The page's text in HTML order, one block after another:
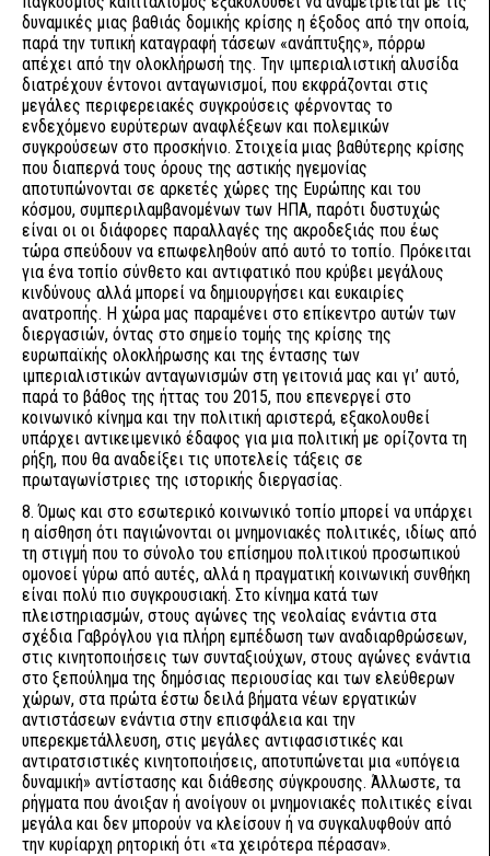
δυναμικές μιας βαθιάς δομικής κρίσης η έξοδος από την οποία,
παρά την τυπική καταγραφή τάσεων «ανάπτυξης», πόρρω
απέχει από την ολοκλήρωσή της. Την ιμπεριαλιστική αλυσίδα
διατρέχουν έντονοι ανταγωνισμοί, που εκφράζονται στις
μεγάλες περιφερειακές συγκρούσεις φέρνοντας το
ενδεχόμενο ευρύτερων αναφλέξεων και πολεμικών
συγκρούσεων στο προσκήνιο. Στοιχεία μιας βαθύτερης κρίσης
που διαπερνά τους όρους της αστικής ηγεμονίας
αποτυπώνονται σε αρκετές χώρες της Ευρώπης και του
κόσμου, συμπεριλαμβανομένων των ΗΠΑ, παρότι δυστυχώς
είναι οι οι διάφορες παραλλαγές της ακροδεξιάς που έως
τώρα σπεύδουν να επωφεληθούν από αυτό το τοπίο. Πρόκειται
για ένα τοπίο σύνθετο και αντιφατικό που κρύβει μεγάλους
κινδύνους αλλά μπορεί να δημιουργήσει και ευκαιρίες
ανατροπής. Η χώρα μας παραμένει στο επίκεντρο αυτών των
διεργασιών, όντας στο σημείο τομής της κρίσης της
ευρωπαϊκής ολοκλήρωσης και της έντασης των
ιμπεριαλιστικών ανταγωνισμών στη γειτονιά μας και γι’ αυτό,
παρά το βάθος της ήττας του 2015, που επενεργεί στο
κοινωνικό κίνημα και την πολιτική αριστερά, εξακολουθεί
υπάρχει αντικειμενικό έδαφος για μια πολιτική με ορίζοντα τη
ρήξη, που θα αναδείξει τις υποτελείς τάξεις σε
πρωταγωνίστριες της ιστορικής διεργασίας.
8. Όμως και στο εσωτερικό κοινωνικό τοπίο μπορεί να υπάρχει
η αίσθηση ότι παγιώνονται οι μνημονιακές πολιτικές, ιδίως από
τη στιγμή που το σύνολο του επίσημου πολιτικού προσωπικού
ομονοεί γύρω από αυτές, αλλά η πραγματική κοινωνική συνθήκη
είναι πολύ πιο συγκρουσιακή. Στο κίνημα κατά των
πλειστηριασμών, στους αγώνες της νεολαίας ενάντια στα
σχέδια Γαβρόγλου για πλήρη εμπέδωση των αναδιαρθρώσεων,
στις κινητοποιήσεις των συνταξιούχων, στους αγώνες ενάντια
στο ξεπούλημα της δημόσιας περιουσίας και των ελεύθερων
χώρων, στα πρώτα έστω δειλά βήματα νέων εργατικών
αντιστάσεων ενάντια στην επισφάλεια και την
υπερεκμετάλλευση, στις μεγάλες αντιφασιστικές και
αντιρατσιστικές κινητοποιήσεις, αποτυπώνεται μια «υπόγεια
δυναμική» αντίστασης και διάθεσης σύγκρουσης. Άλλωστε, τα
ρήγματα που άνοιξαν ή ανοίγουν οι μνημονιακές πολιτικές είναι
μεγάλα και δεν μπορούν να κλείσουν ή να συγκαλυφθούν από
την κυρίαρχη ρητορική ότι «τα χειρότερα πέρασαν».